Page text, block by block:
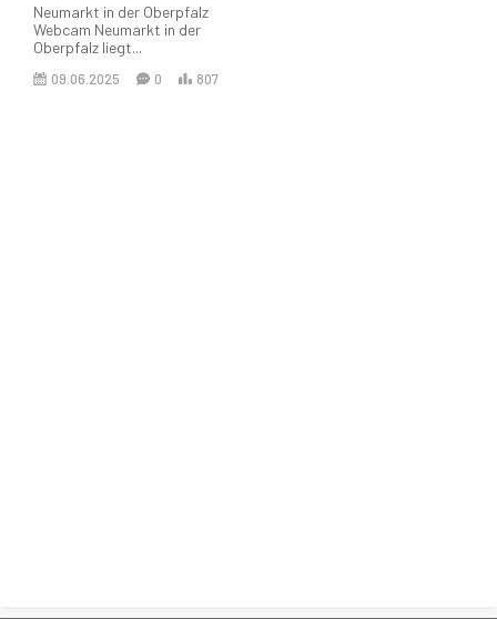
Neumarkt in der Oberpfalz
Webcam Neumarkt in der
Oberpfalz liegt...
09.06.2025 0 807